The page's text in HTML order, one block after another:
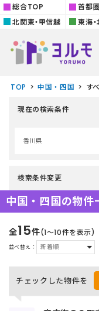
総合TOP 首都圏
北関東・甲信越
東海
TOP 中国・四国 す
現在の検索条件
香川県
検索条件変更
中国・四国の物件
全15件(1〜10件を表示)
並べ替え：
チェックした物件を